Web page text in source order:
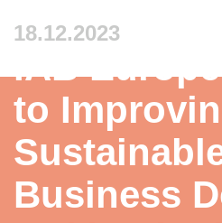
18.12.2023
IAB
to
Business